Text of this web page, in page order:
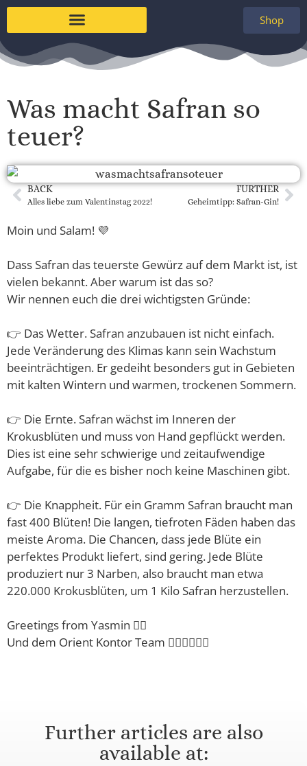
Shop
Was macht Safran so
teuer?
BACK
Alles liebe zum Valentinstag 2022!
FURTHER
Geheimtipp: Safran-Gin!
Moin und Salam! 💜
Dass Safran das teuerste Gewürz auf dem Markt ist, ist
vielen bekannt. Aber warum ist das so?
Wir nennen euch die drei wichtigsten Gründe:
👉 Das Wetter. Safran anzubauen ist nicht einfach.
Jede Veränderung des Klimas kann sein Wachstum
beeinträchtigen. Er gedeiht besonders gut in Gebieten
mit kalten Wintern und warmen, trockenen Sommern.
👉 Die Ernte. Safran wächst im Inneren der
Krokusblüten und muss von Hand gepflückt werden.
Dies ist eine sehr schwierige und zeitaufwendige
Aufgabe, für die es bisher noch keine Maschinen gibt.
👉 Die Knappheit. Für ein Gramm Safran braucht man
fast 400 Blüten! Die langen, tiefroten Fäden haben das
meiste Aroma. Die Chancen, dass jede Blüte ein
perfektes Produkt liefert, sind gering. Jede Blüte
produziert nur 3 Narben, also braucht man etwa
220.000 Krokusblüten, um 1 Kilo Safran herzustellen.
Greetings from Yasmin 🙋‍♀️
Und dem Orient Kontor Team 🙋‍♂️🙋‍♂️🙋‍♂️
Further articles are also
available at: